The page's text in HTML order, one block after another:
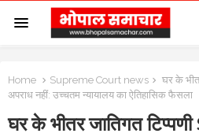
Home Supreme Court news
घर के
अपराध नहीं: उच्चतम न्यायालय का ऐतिहासिक फैसला
घर के भीतर जातिगत